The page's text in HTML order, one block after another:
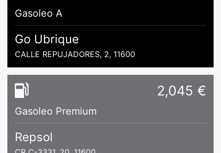
Gasoleo A
Go Ubrique
CALLE REPUJADORES, 2, 11600
2,045 €
Gasoleo Premium
Repsol